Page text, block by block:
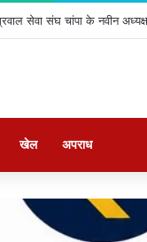
सेवा संघ चांपा के नवीन
खेल अपराध